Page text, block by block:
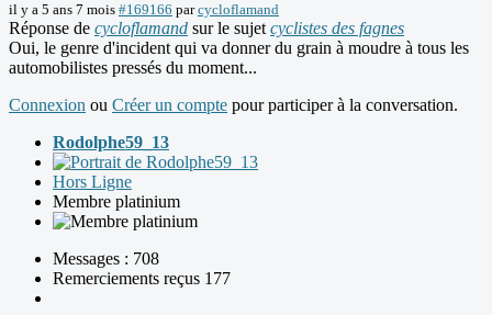
il y a 5 ans 7 mois #169166 parcycloflamand
Réponse de cycloflamand sur le sujet cyclistes des fagnes
Oui, le genre d'incident qui va donner du grain à moudre à tous les
automobilistes pressés du moment...
Connexion ou Créer un compte pour participer à la conversation.
Rodolphe59_13
Hors Ligne
Membre platinium
Messages : 708
Remerciements reçus 177